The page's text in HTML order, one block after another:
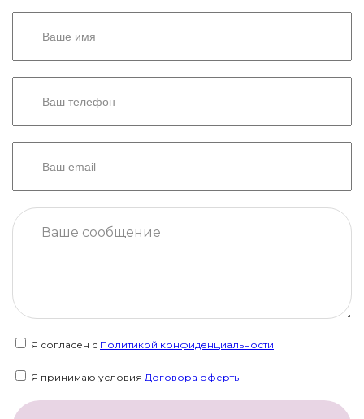
Я согласен с Политикой конфиденциальности
Я принимаю условия Договора оферты